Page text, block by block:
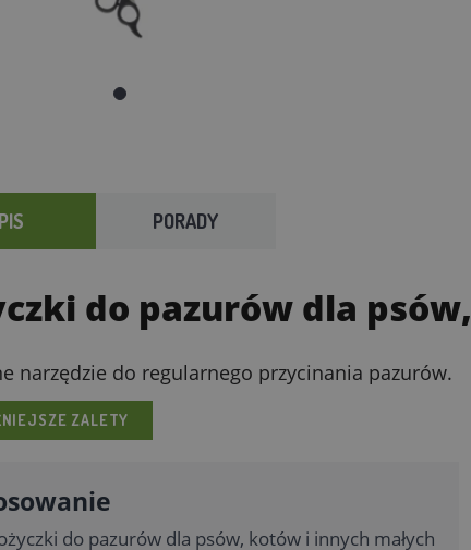
PORADY
do pazurów dla
narzędzie do regularnego przycinania pazurów.
ZALETY
do pazurów dla psów, kotów i innych małych